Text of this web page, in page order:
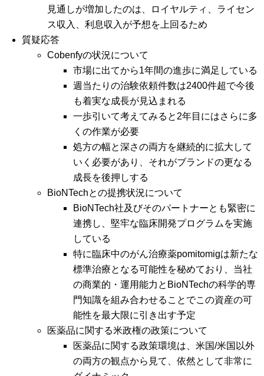
見通しが増加したのは、ロイヤルティ、ライセン
ス収入、利息収入が予想を上回るため
質疑応答
Cobenfyの状況について
市場に出てから1年間の進歩に満足している
週当たりの治験依頼件数は2400件超で今後
も着実な成長が見込まれる
一歩引いて考えてみると2年目にはさらに多
くの作業が必要
処方の幅と深さの両方を継続的に拡大して
いく必要があり、それがブランドの更なる
成長を後押しする
BioNTechとの提携状況について
BioNTech社及びそのパートナーとも緊密に
連携し、堅牢な臨床開発プログラムを実施
している
特に臨床中のがん治療薬pomitomigは新たな
標準治療となる可能性を秘めており、当社
の商業的・運用能力とBioNTechの科学的専
門知識を組み合わせることでこの資産の可
能性を最大限に引き出す予定
医薬品に関する米政権の政策について
医薬品に関する政策環境は、米国/米国以外
の両方の観点から見て、依然として非常に